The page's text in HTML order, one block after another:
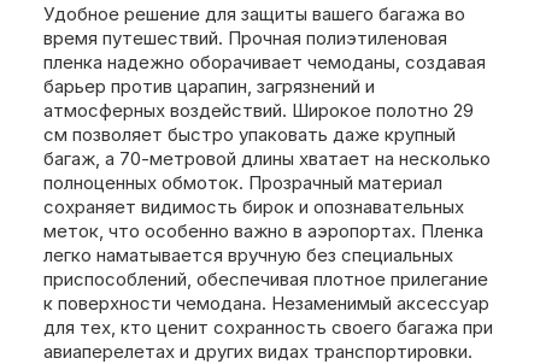
Удобное решение для защиты вашего багажа во
время путешествий. Прочная полиэтиленовая
пленка надежно оборачивает чемоданы, создавая
барьер против царапин, загрязнений и
атмосферных воздействий. Широкое полотно 29
см позволяет быстро упаковать даже крупный
багаж, а 70-метровой длины хватает на несколько
полноценных обмоток. Прозрачный материал
сохраняет видимость бирок и опознавательных
меток, что особенно важно в аэропортах. Пленка
легко наматывается вручную без специальных
приспособлений, обеспечивая плотное прилегание
к поверхности чемодана. Незаменимый аксессуар
для тех, кто ценит сохранность своего багажа при
авиаперелетах и других видах транспортировки.